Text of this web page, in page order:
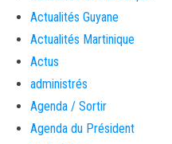
Actualités Guyane
Actualités Martinique
Actus
administrés
Agenda / Sortir
Agenda du Président